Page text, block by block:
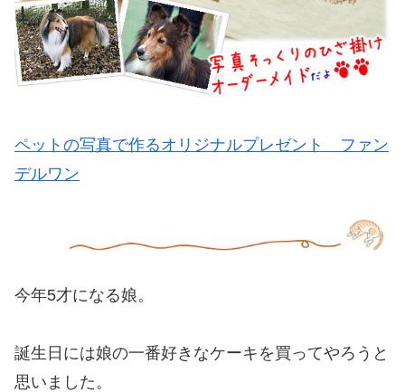
ペットの写真で作るオリジナルプレゼント ファン
デルワン
今年5才になる娘。
誕生日には娘の一番好きなケーキを買ってやろうと
思いました。